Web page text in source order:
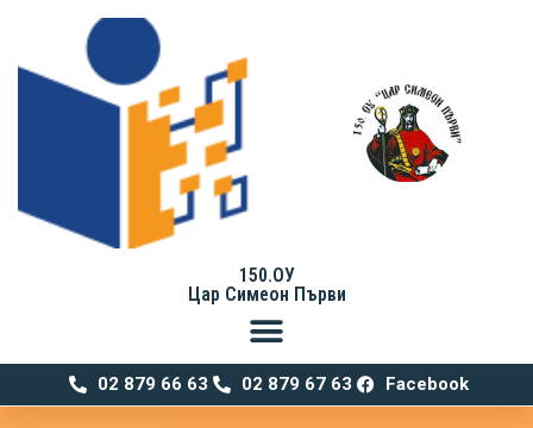
150.ОУ
Цар Симеон Първи
02 879 66 63 02 879 67 63 Facebook